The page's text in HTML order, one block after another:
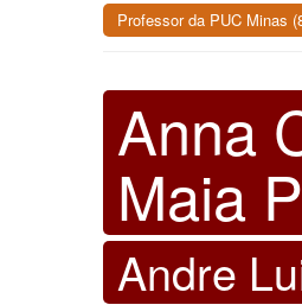
Professor da PUC Minas
Anna
Maia
Andre